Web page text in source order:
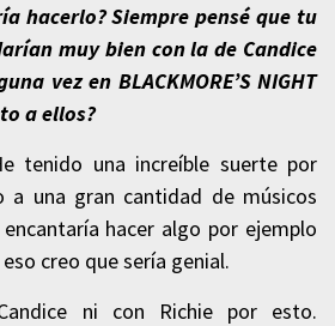
hacerlo? Siempre pensé que tu
muy bien con la de Candice
vez en BLACKMORE’S NIGHT
a ellos?
tenido una increíble suerte por
a una gran cantidad de músicos
hacer algo por ejemplo
creo que sería genial.
ni con Richie por esto.